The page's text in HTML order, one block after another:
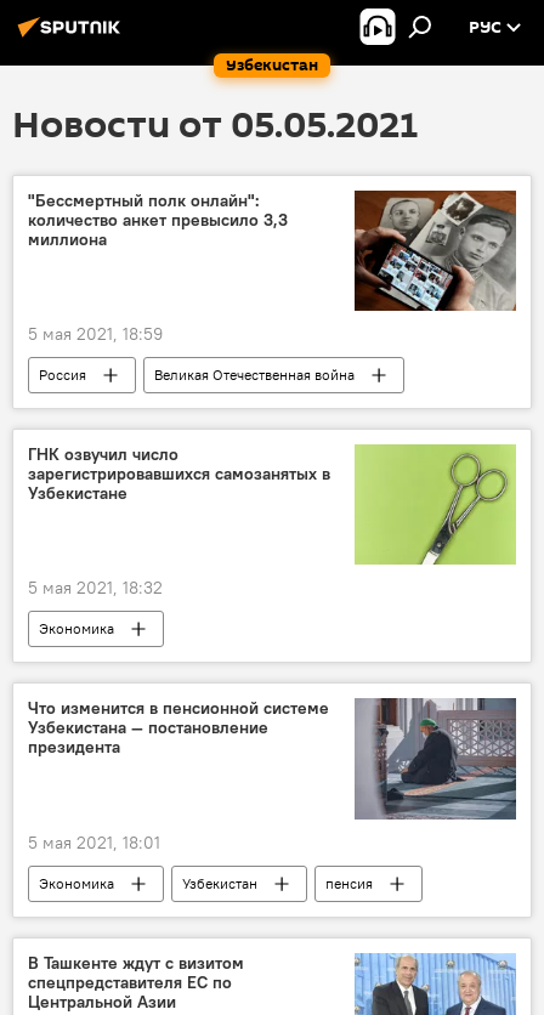
Узбекистан
РУС
Новости от 05.05.2021
"Бессмертный полк онлайн":
количество анкет превысило 3,3
миллиона
5 мая 2021, 18:59
Россия
Великая Отечественная война
Акция "Бессмертный полк"
ветераны
ГНК озвучил число
зарегистрировавшихся самозанятых в
Узбекистане
5 мая 2021, 18:32
Экономика
Государственный налоговый комитет
самозанятые
Что изменится в пенсионной системе
Узбекистана — постановление
президента
5 мая 2021, 18:01
Экономика Узбекистан
пенсия
пенсионеры
пенсионное обеспечение
В Ташкенте ждут с визитом
спецпредставителя ЕС по
Центральной Азии